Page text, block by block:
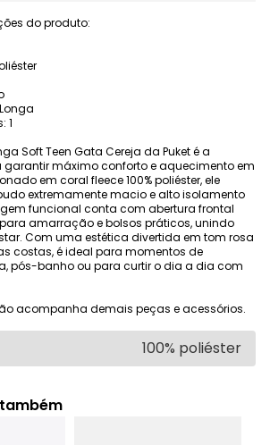
do produto:
1
Soft Teen Gata Cereja da Puket é a
garantir máximo conforto e aquecimento em
em coral fleece 100% poliéster, ele
extremamente macio e alto isolamento
funcional conta com abertura frontal
amarração e bolsos práticos, unindo
Com uma estética divertida em tom rosa
costas, é ideal para momentos de
pós-banho ou para curtir o dia a dia com
acompanha demais peças e acessórios.
100% poliéster